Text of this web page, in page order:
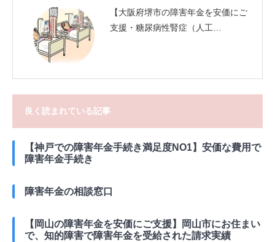
【大阪府堺市の障害年金を安価にご
支援・糖尿病性腎症（人工…
良く読まれている記事
【神戸での障害年金手続き満足度NO1】安価な費用で
障害年金手続き
障害年金の相談窓口
【岡山の障害年金を安価にご支援】岡山市にお住まい
で、知的障害で障害年金を受給された請求実績